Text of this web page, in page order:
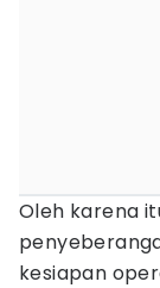
Oleh karena
kesiapan